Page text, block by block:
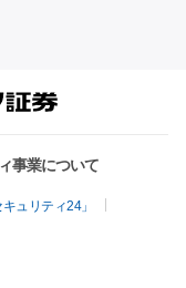
事業について
ュリティ24」